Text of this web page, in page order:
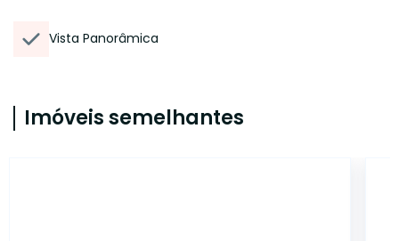
Vista Panorâmica
Imóveis semelhantes